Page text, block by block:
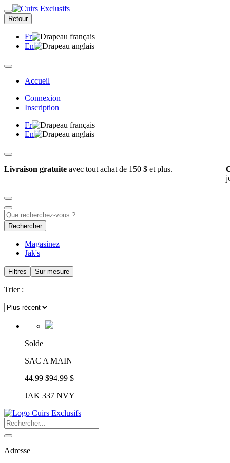
Retour
Fr
En
Accueil
Connexion
Inscription
Fr
En
Livraison gratuite avec tout achat de 150 $ et plus.
Rechercher
Magasinez
Jak's
Filtres Sur mesure
Trier :
Solde
SAC A MAIN
44.99 $94.99 $
JAK 337 NVY
Adresse